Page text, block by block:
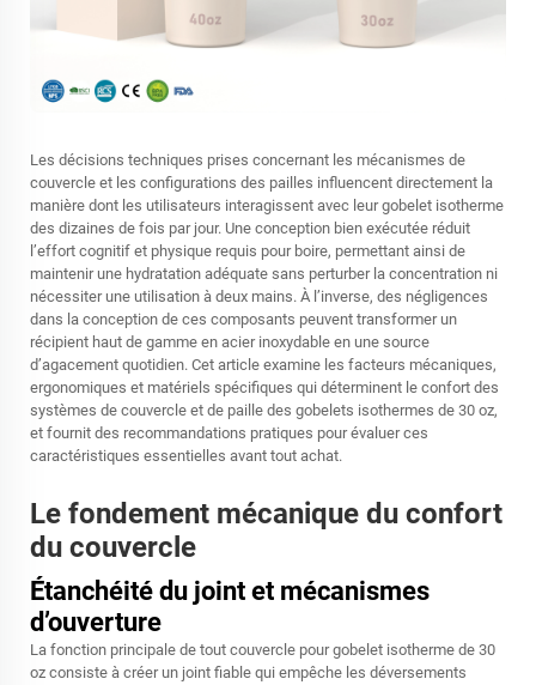
Les décisions techniques prises concernant les mécanismes de
couvercle et les configurations des pailles influencent directement la
manière dont les utilisateurs interagissent avec leur gobelet isotherme
des dizaines de fois par jour. Une conception bien exécutée réduit
l’effort cognitif et physique requis pour boire, permettant ainsi de
maintenir une hydratation adéquate sans perturber la concentration ni
nécessiter une utilisation à deux mains. À l’inverse, des négligences
dans la conception de ces composants peuvent transformer un
récipient haut de gamme en acier inoxydable en une source
d’agacement quotidien. Cet article examine les facteurs mécaniques,
ergonomiques et matériels spécifiques qui déterminent le confort des
systèmes de couvercle et de paille des gobelets isothermes de 30 oz,
et fournit des recommandations pratiques pour évaluer ces
caractéristiques essentielles avant tout achat.
Le fondement mécanique du confort
du couvercle
Étanchéité du joint et mécanismes
d’ouverture
La fonction principale de tout couvercle pour gobelet isotherme de 30
oz consiste à créer un joint fiable qui empêche les déversements